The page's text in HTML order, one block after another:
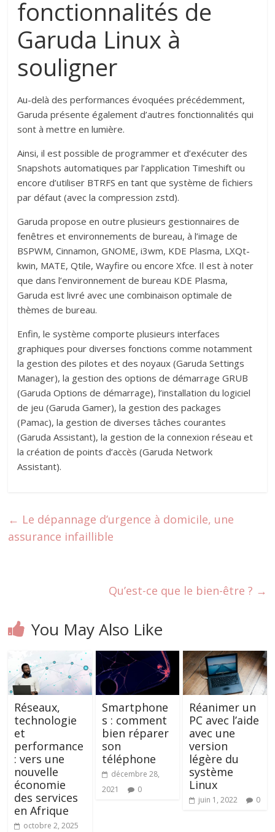
fonctionnalités de
Garuda Linux à
souligner
Au-delà des performances évoquées précédemment,
Garuda présente également d’autres fonctionnalités qui
sont à mettre en lumière.
Ainsi, il est possible de programmer et d’exécuter des
Snapshots automatiques par l’application Timeshift ou
encore d’utiliser BTRFS en tant que système de fichiers
par défaut (avec la compression zstd).
Garuda propose en outre plusieurs gestionnaires de
fenêtres et environnements de bureau, à l’image de
BSPWM, Cinnamon, GNOME, i3wm, KDE Plasma, LXQt-
kwin, MATE, Qtile, Wayfire ou encore Xfce. Il est à noter
que dans l’environnement de bureau KDE Plasma,
Garuda est livré avec une combinaison optimale de
thèmes de bureau.
Enfin, le système comporte plusieurs interfaces
graphiques pour diverses fonctions comme notamment
la gestion des pilotes et des noyaux (Garuda Settings
Manager), la gestion des options de démarrage GRUB
(Garuda Options de démarrage), l’installation du logiciel
de jeu (Garuda Gamer), la gestion des packages
(Pamac), la gestion de diverses tâches courantes
(Garuda Assistant), la gestion de la connexion réseau et
la création de points d’accès (Garuda Network
Assistant).
← Le dépannage d’urgence à domicile, une
assurance infaillible
Qu’est-ce que le bien-être ? →
You May Also Like
Réseaux,
technologie
et
performance
: vers une
nouvelle
économie
des services
en Afrique
octobre 2, 2025
Smartphone
s : comment
bien réparer
son
téléphone
décembre 28,
2021
0
Réanimer un
PC avec l’aide
avec une
version
légère du
système
Linux
juin 1, 2022 0